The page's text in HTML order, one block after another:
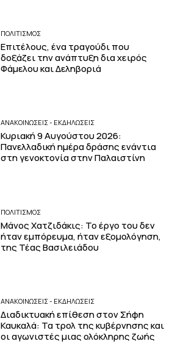
ΠΟΛΙΤΙΣΜΟΣ
Επιτέλους, ένα τραγούδι που
δοξάζει την ανάπτυξη δια χειρός
Φάμελου και Δεληβοριά
ΑΝΑΚΟΙΝΩΣΕΙΣ - ΕΚΔΗΛΩΣΕΙΣ
Κυριακή 9 Αυγούστου 2026:
Πανελλαδική ημέρα δράσης ενάντια
στη γενοκτονία στην Παλαιστίνη
ΠΟΛΙΤΙΣΜΟΣ
Μάνος Χατζιδάκις: Το έργο του δεν
ήταν εμπόρευμα, ήταν εξομολόγηση,
της Τέας Βασιλειάδου
ΑΝΑΚΟΙΝΩΣΕΙΣ - ΕΚΔΗΛΩΣΕΙΣ
Διαδικτυακή επίθεση στον Σήφη
Καυκαλά: Τα τρολ της κυβέρνησης και
οι αγωνιστές μιας ολόκληρης ζωής